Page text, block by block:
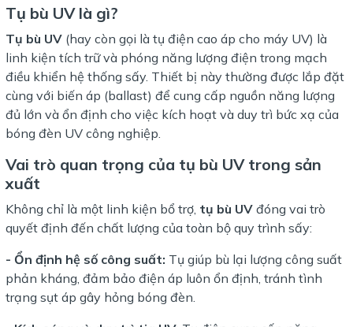
Tụ bù UV là gì?
Tụ bù UV (hay còn gọi là tụ điện cao áp cho máy UV) là
linh kiện tích trữ và phóng năng lượng điện trong mạch
điều khiển hệ thống sấy. Thiết bị này thường được lắp đặt
cùng với biến áp (ballast) để cung cấp nguồn năng lượng
đủ lớn và ổn định cho việc kích hoạt và duy trì bức xạ của
bóng đèn UV công nghiệp.
Vai trò quan trọng của tụ bù UV trong sản
xuất
Không chỉ là một linh kiện bổ trợ, tụ bù UV đóng vai trò
quyết định đến chất lượng của toàn bộ quy trình sấy:
- Ổn định hệ số công suất: Tụ giúp bù lại lượng công suất
phản kháng, đảm bảo điện áp luôn ổn định, tránh tình
trạng sụt áp gây hỏng bóng đèn.